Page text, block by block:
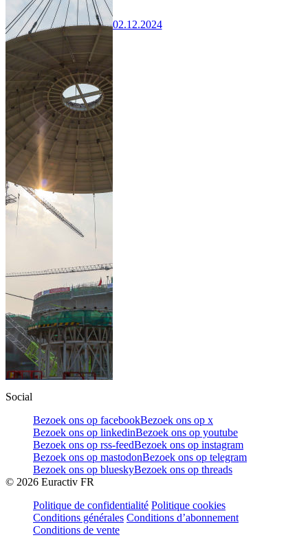
02.12.2024
Social
Bezoek ons op facebookBezoek ons op x
Bezoek ons op linkedinBezoek ons op youtube
Bezoek ons op rss-feedBezoek ons op instagram
Bezoek ons op mastodonBezoek ons op telegram
Bezoek ons op blueskyBezoek ons op threads
© 2026 Euractiv FR
Politique de confidentialité Politique cookies
Conditions générales Conditions d’abonnement
Conditions de vente